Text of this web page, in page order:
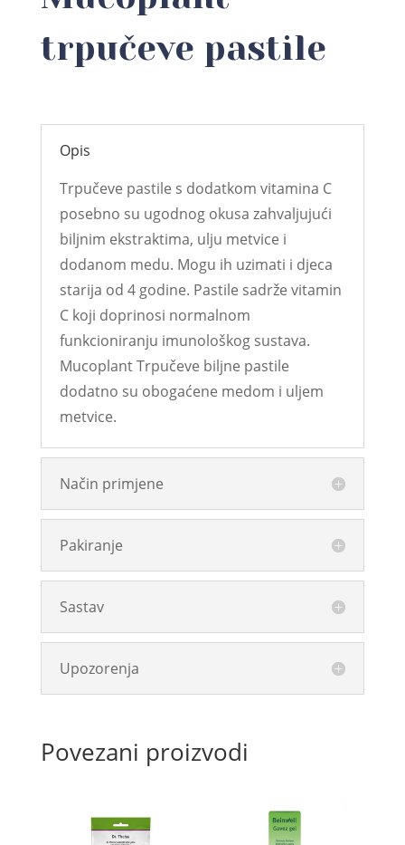
trpučeve pastile
Opis
Trpučeve pastile s dodatkom vitamina C
posebno su ugodnog okusa zahvaljujući
biljnim ekstraktima, ulju metvice i
dodanom medu. Mogu ih uzimati i djeca
starija od 4 godine. Pastile sadrže vitamin
C koji doprinosi normalnom
funkcioniranju imunološkog sustava.
Mucoplant Trpučeve biljne pastile
dodatno su obogaćene medom i uljem
metvice.
Način primjene
Pakiranje
Sastav
Upozorenja
Povezani proizvodi